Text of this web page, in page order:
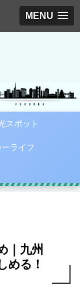
MENU
スポット
ーライフ
｜九州
める！